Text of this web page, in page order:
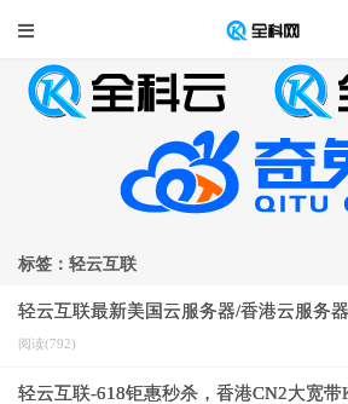
标签：轻云互联
轻云互联最新美国云服务器/香港云服务器
阅读(792)
轻云互联-618钜惠秒杀，香港CN2大宽